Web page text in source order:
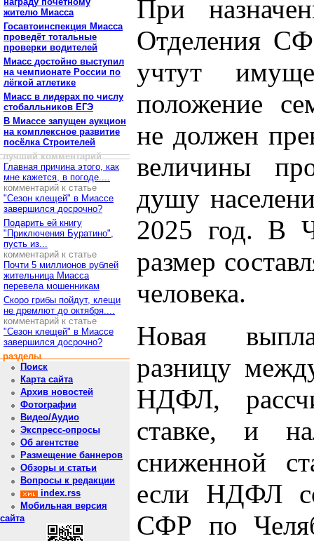
жителю Миасса
Госавтоинспекция Миасса
проведёт тотальные
проверки водителей
Миасс достойно выступил
на чемпионате России по
лёгкой атлетике
Миасс в лидерах по числу
стобалльников ЕГЭ
В Миассе запущен аукцион
на комплексное развитие
посёлка Строителей
лучший комментарий
Главная причина этого, как
мне кажется, в погоде....
комментарий к статье
"Сезон клещей" в Миассе
завершился досрочно?
Подарить ей книгу
"Приключения Буратино",
пусть из...
комментарий к статье
Почти 5 миллионов рублей
жительница Миасса
перевела мошенникам
Скоро грибы пойдут, клещи
не дремлют до октября....
комментарий к статье
"Сезон клещей" в Миассе
завершился досрочно?
разделы
Поиск
Карта сайта
Архив новостей
Фотографии
Видео/Аудио
Экспресс-опросы
Об агентстве
Размещение баннеров
Обзоры и статьи
Вопросы к редакции
index.rss
Мобильная версия
сайта
При
Отделения
учтут
положение
не должен
величины
душу
2025 год. В
размер
человека.
Новая
разницу
НДФЛ,
ставке, и
сниженной
если НДФЛ
СФР по